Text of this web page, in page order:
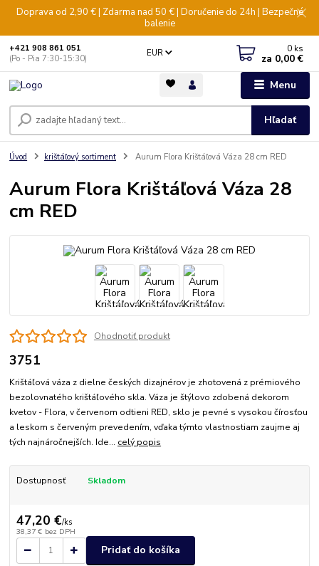
Doprava od 2,90 € | Zdarma nad 50 € | Doručenie do 24h | Bezpečné
balenie
Menu
EUR
Hľadať
+421 908 861 051
(Po - Pia 7:30-15:30)
0 ks
za 0,00 €
Úvod krištáľový sortiment Aurum Flora Krištáľová Váza 28 cm RED
Aurum Flora Krištáľová Váza 28
cm RED
Ohodnotiť produkt
3751
Krištáľová váza z dielne českých dizajnérov je zhotovená z prémiového
bezolovnatého krištáľového skla. Váza je štýlovo zdobená dekorom
kvetov - Flora, v červenom odtieni RED, sklo je pevné s vysokou čírosťou
a leskom s červeným prevedením, vďaka týmto vlastnostiam zaujme aj
tých najnáročnejších. Ide... celý popis
Dostupnosť Skladom
47,20 €/ks
38,37 € bez DPH
Pridať do košíka